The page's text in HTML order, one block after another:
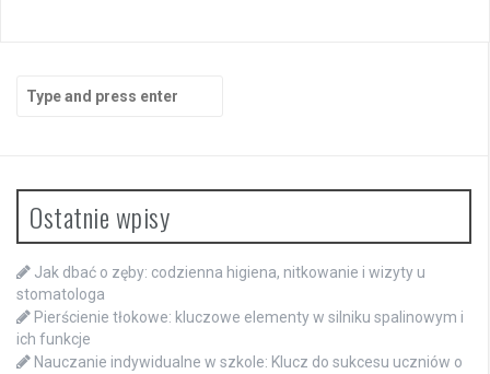
for:
Ostatnie wpisy
Jak dbać o zęby: codzienna higiena, nitkowanie i wizyty u
stomatologa
Pierścienie tłokowe: kluczowe elementy w silniku spalinowym i
ich funkcje
Nauczanie indywidualne w szkole: Klucz do sukcesu uczniów o